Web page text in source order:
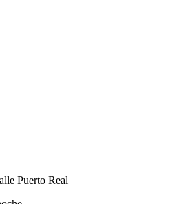
Puerto Real